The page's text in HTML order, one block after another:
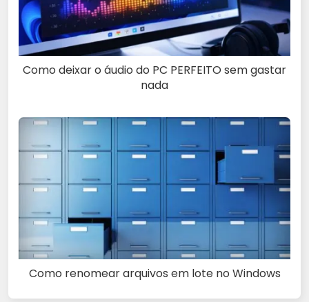
Como deixar o áudio do PC PERFEITO sem gastar
nada
Como renomear arquivos em lote no Windows